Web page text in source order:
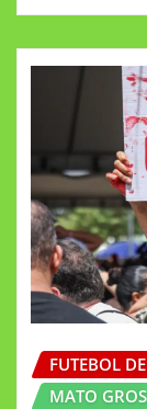
FUTEBOL
MATO